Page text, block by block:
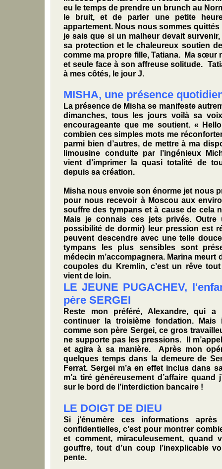
eu le temps de prendre un brunch au
le bruit, et de parler une petite
appartement. Nous nous sommes quittés
je sais que si un malheur devait
sa protection et le chaleureux soutien
comme ma propre fille, Tatiana. Ma sœur
et seule face à son affreuse solitude.
à mes côtés, le jour J.
MISHA, une présence
La présence de Misha se manifeste
dimanches, tous les jours voilà sa
encourageante que me soutient. «
combien ces simples mots me
parmi bien d’autres, de mettre à ma
limousine conduite par l’ingénieux
vient d’imprimer la quasi totalité de
depuis sa création.
Misha nous envoie son énorme jet nous
pour nous recevoir à Moscou aux
souffre des tympans et à cause de cela
Mais je connais ces jets privés. Outre
possibilité de dormir) leur pression est
peuvent descendre avec une telle
tympans les plus sensibles sont
médecin m’accompagnera. Marina meurt
coupoles du Kremlin, c’est un rêve
vient de loin.
LE JEUNE PUGACHEV,
père SERGEI
Reste mon préféré, Alexandre, qui a
continuer la troisième fondation.
comme son père Sergei, ce gros
ne supporte pas les pressions. Il
et agira à sa manière. Après mon
quelques temps dans la demeure de
Ferrat. Sergei m’a en effet inclus dans
m’a tiré généreusement d’affaire quand
sur le bord de l’interdiction bancaire !
LE DOIGT DE DIEU
Si j’énumère ces informations
confidentielles, c’est pour montrer
et comment, miraculeusement,
gouffre, tout d’un coup l’inexplicable
pente.